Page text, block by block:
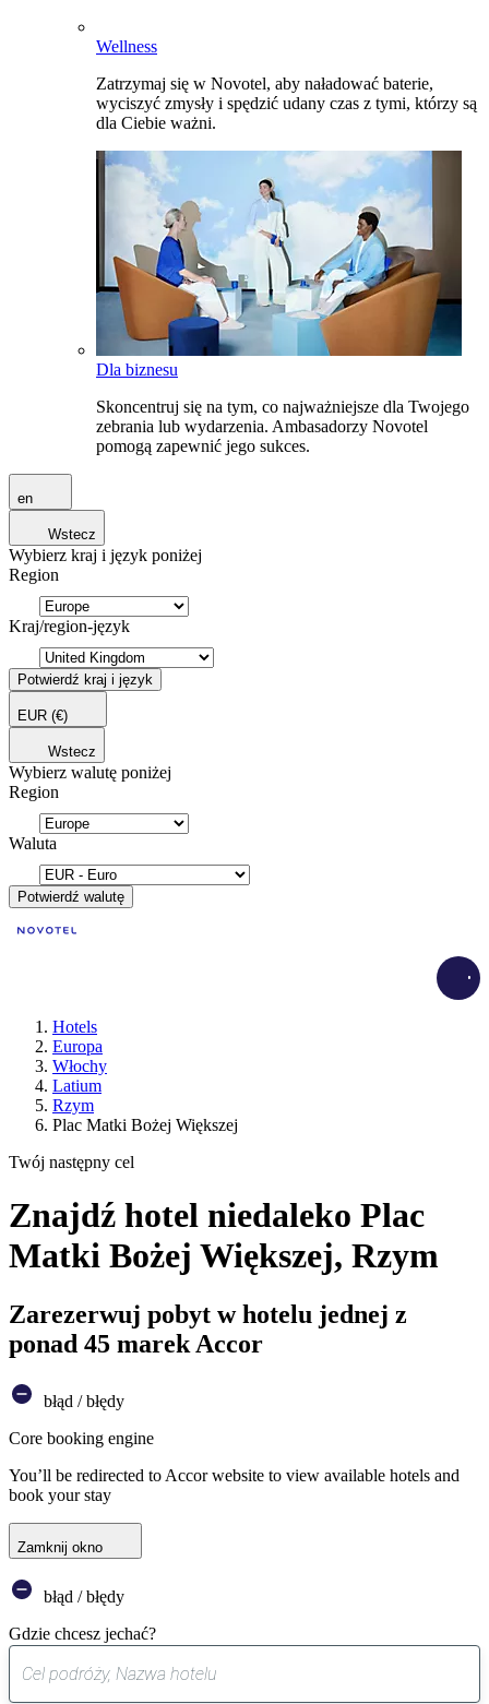
Wellness
Zatrzymaj się w Novotel, aby naładować baterie,
wyciszyć zmysły i spędzić udany czas z tymi, którzy są
dla Ciebie ważni.
Dla biznesu
Skoncentruj się na tym, co najważniejsze dla Twojego
zebrania lub wydarzenia. Ambasadorzy Novotel
pomogą zapewnić jego sukces.
en
Wstecz
Wybierz kraj i język poniżej
Region
Kraj/region-język
Potwierdź kraj i język
EUR (€)
Wstecz
Wybierz walutę poniżej
Region
Waluta
Potwierdź walutę
Hotels
Europa
Włochy
Latium
Rzym
Plac Matki Bożej Większej
Twój następny cel
Znajdź hotel niedaleko Plac
Matki Bożej Większej, Rzym
Zarezerwuj pobyt w hotelu jednej z
ponad 45 marek Accor
błąd / błędy
Core booking engine
You’ll be redirected to Accor website to view available hotels and
book your stay
Zamknij okno
błąd / błędy
Gdzie chcesz jechać?
sugestia